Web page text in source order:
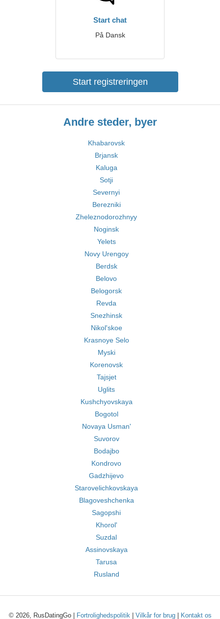
Start chat
På Dansk
Start registreringen
Andre steder, byer
Khabarovsk
Brjansk
Kaluga
Sotji
Severnyi
Berezniki
Zheleznodorozhnyy
Noginsk
Yelets
Novy Urengoy
Berdsk
Belovo
Belogorsk
Revda
Snezhinsk
Nikol'skoe
Krasnoye Selo
Myski
Korenovsk
Tajsjet
Uglits
Kushchyovskaya
Bogotol
Novaya Usman'
Suvorov
Bodajbo
Kondrovo
Gadzhijevo
Starovelichkovskaya
Blagoveshchenka
Sagopshi
Khorol'
Suzdal
Assinovskaya
Tarusa
Rusland
© 2026, RusDatingGo | Fortrolighedspolitik| Vilkår for brug| Kontakt os